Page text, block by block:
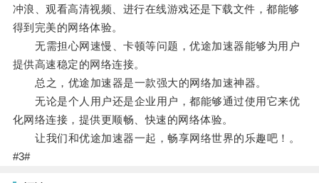
冲浪、观看高清视频、进行在线游戏还是下载文件，都能够
得到完美的网络体验。
无需担心网速慢、卡顿等问题，优途加速器能够为用户
提供高速稳定的网络连接。
总之，优途加速器是一款强大的网络加速神器。
无论是个人用户还是企业用户，都能够通过使用它来优
化网络连接，提供更顺畅、快速的网络体验。
让我们和优途加速器一起，畅享网络世界的乐趣吧！。
#3#